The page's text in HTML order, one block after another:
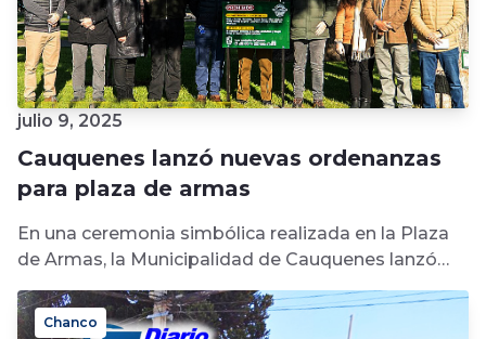
julio 9, 2025
Cauquenes lanzó nuevas ordenanzas
para plaza de armas
En una ceremonia simbólica realizada en la Plaza
de Armas, la Municipalidad de Cauquenes lanzó
oficialmente tres nuevas ordenanzas municipales...
Chanco